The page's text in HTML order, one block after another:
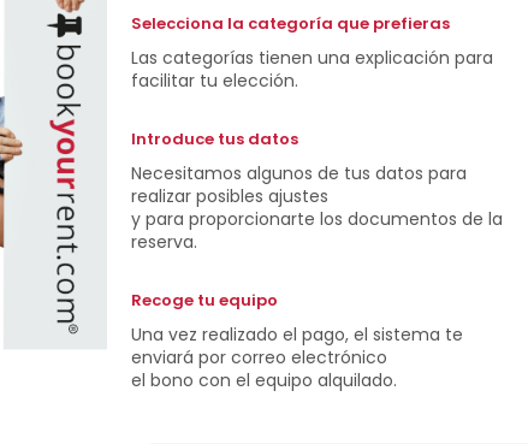
Selecciona la categoría que prefieras
Las categorías tienen una explicación para
facilitar tu elección.
Introduce tus datos
Necesitamos algunos de tus datos para
realizar posibles ajustes
y para proporcionarte los documentos de la
reserva.
Recoge tu equipo
Una vez realizado el pago, el sistema te
enviará por correo electrónico
el bono con el equipo alquilado.